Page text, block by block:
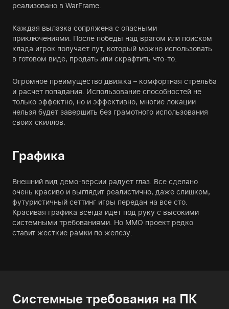
реализовано в WarFrame.
Каждая вылазка сопряжена с опасными
приключениями. После победы над врагом или поиском
клада игрок получает лут, который можно использовать
в готовом виде, продать или скрафтить что-то.
Огромное преимущество движка – комфортная стрельба
и расчет попадания. Использование способностей не
только эффектно, но и эффективно, многие локации
нельзя будет завершить без грамотного использования
своих скиллов.
Графика
Внешний вид демо-версии радует глаз. Все сделано
очень красиво и выглядит реалистично, даже слишком,
футуристичный сеттинг игры передан на все сто.
Красивая графика всегда идет под руку с высокими
системными требованиями. Но MMO проект редко
ставит жесткие рамки по железу.
Системные требования на ПК